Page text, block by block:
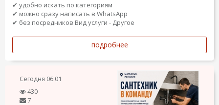
✔ удобно искать по категориям
✔ можно сразу написать в WhatsApp
✔ без посредников Вид услуги - Другое
подробнее
Сегодня 06:01
430
7